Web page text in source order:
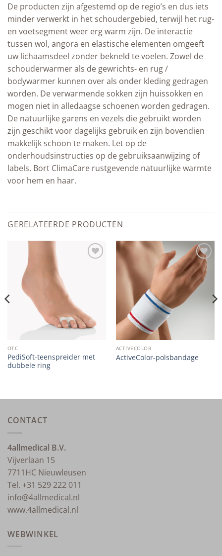
De producten zijn afgestemd op de regio’s en dus iets
minder verwerkt in het schoudergebied, terwijl het rug-
en voetsegment weer erg warm zijn. De interactie
tussen wol, angora en elastische elementen omgeeft
uw lichaamsdeel zonder bekneld te voelen. Zowel de
schouderwarmer als de gewrichts- en rug /
bodywarmer kunnen over als onder kleding gedragen
worden. De verwarmende sokken zijn huissokken en
mogen niet in alledaagse schoenen worden gedragen.
De natuurlijke garens en vezels die gebruikt worden
zijn geschikt voor dagelijks gebruik en zijn bovendien
makkelijk schoon te maken. Let op de
onderhoudsinstructies op de gebruiksaanwijzing of
labels. Bort ClimaCare rustgevende natuurlijke warmte
voor hem en haar.
GERELATEERDE PRODUCTEN
OTC
PediSoft-teenspreider met
dubbele ring
Add to
wishlist
ACTIVECOLOR
ActiveColor-polsbandage
CONTACT
4allmedical B.V.
Vijverlaan 15
7711HC Nieuwleusen
Tel. +31 529 222 011
info@4allmedical.nl
www.4allmedical.nl
WEBWINKEL